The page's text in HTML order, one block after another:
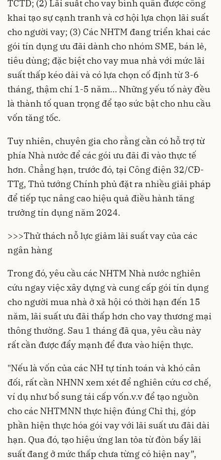
TCTD; (2) Lãi suất cho vay bình quân được công
khai tạo sự cạnh tranh và cơ hội lựa chọn lãi suất
cho người vay; (3) Các NHTM đang triển khai các
gói tín dụng ưu đãi dành cho nhóm SME, bán lẻ,
tiêu dùng; đặc biệt cho vay mua nhà với mức lãi
suất thấp kéo dài và có lựa chọn cố định từ 3-6
tháng, thậm chí 1-5 năm… Những yếu tố này đều
là thành tố quan trọng để tạo sức bật cho nhu cầu
vốn tăng tốc.
Tuy nhiên, chuyên gia cho rằng cần có hỗ trợ từ
phía Nhà nước để các gói ưu đãi đi vào thực tế
hơn. Chẳng hạn, trước đó, tại Công điện 32/CĐ-
TTg, Thủ tướng Chính phủ đặt ra nhiều giải pháp
để tiếp tục nâng cao hiệu quả điều hành tăng
trưởng tín dụng năm 2024.
>>>Thử thách nỗ lực giảm lãi suất vay của các
ngân hàng
Trong đó, yêu cầu các NHTM Nhà nước nghiên
cứu ngay việc xây dựng và cung cấp gói tín dụng
cho người mua nhà ở xã hội có thời hạn đến 15
năm, lãi suất ưu đãi thấp hơn cho vay thương mại
thông thường. Sau 1 tháng đã qua, yêu cầu này
rất cần được đẩy mạnh để đưa vào hiện thực.
"Nếu là vốn của các NH tự tính toán và khó cân
đối, rất cần NHNN xem xét để nghiên cứu cơ chế,
ví dụ như bổ sung tái cấp vốn.v.v để tạo nguồn
cho các NHTMNN thực hiện đúng Chỉ thị, góp
phần hiện thực hóa gói vay với lãi suất ưu đãi dài
hạn. Qua đó, tạo hiệu ứng lan tỏa từ đòn bẩy lãi
suất đang ở mức thấp chưa từng có hiện nay”,